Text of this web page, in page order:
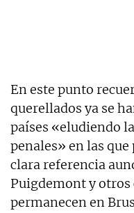
En este punto
querellados ya se
países «eludiendo
penales» en las
clara referencia
Puigdemont y otros
permanecen en